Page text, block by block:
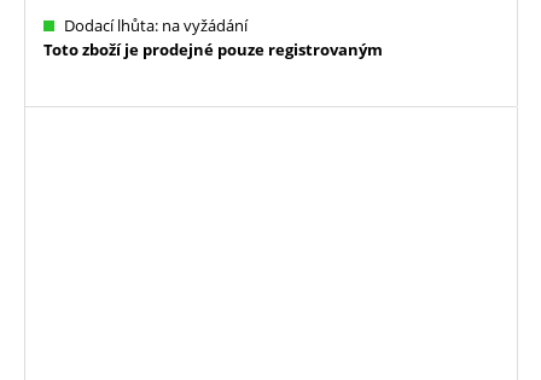
Dodací lhůta: na vyžádání
Toto zboží je prodejné pouze registrovaným